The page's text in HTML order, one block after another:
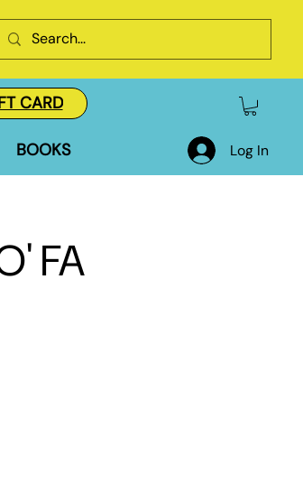
BOOKS
CARD
Log In
FA